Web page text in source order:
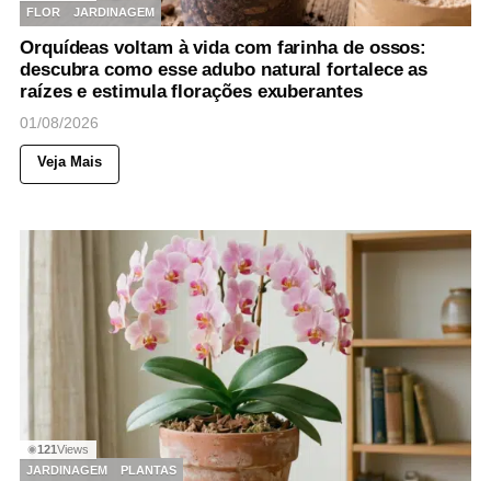
FLOR
JARDINAGEM
Orquídeas voltam à vida com farinha de ossos:
descubra como esse adubo natural fortalece as
raízes e estimula florações exuberantes
01/08/2026
Veja Mais
◉121Views
JARDINAGEM
PLANTAS